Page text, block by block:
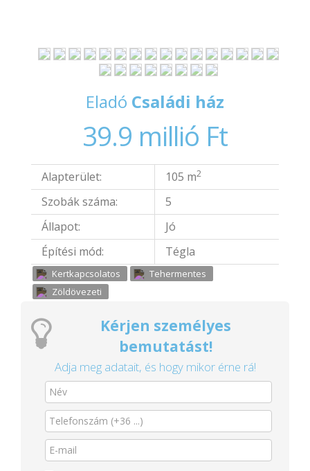
Eladó Családi ház
39.9 millió Ft
Alapterület: 105 m2
Szobák száma:
5
Állapot:
Jó
Építési mód:
Tégla
Kertkapcsolatos
Tehermentes
Zöldövezeti
Kérjen személyes
bemutatást!
Adja meg adatait, és hogy mikor érne rá!